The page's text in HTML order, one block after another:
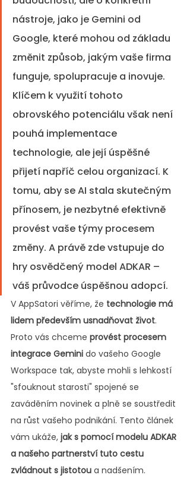
nástroje, jako je Gemini od
Google, které mohou od základu
změnit způsob, jakým vaše firma
funguje, spolupracuje a inovuje.
Klíčem k využití tohoto
obrovského potenciálu však není
pouhá implementace
technologie, ale její úspěšné
přijetí napříč celou organizací. K
tomu, aby se AI stala skutečným
přínosem, je nezbytné efektivně
provést vaše týmy procesem
změny. A právě zde vstupuje do
hry osvědčený model ADKAR –
váš průvodce úspěšnou adopcí.
V AppSatori věříme, že technologie má
lidem především usnadňovat život.
Proto vás chceme provést procesem
integrace Gemini do vašeho Google
Workspace tak, abyste mohli s lehkostí
"sfouknout starosti" spojené se
zaváděním novinek a plně se soustředit
na růst vašeho podnikání. Tento článek
vám ukáže, jak s pomocí modelu ADKAR
a našeho partnerství tuto cestu
zvládnout s jistotou a nadšením.